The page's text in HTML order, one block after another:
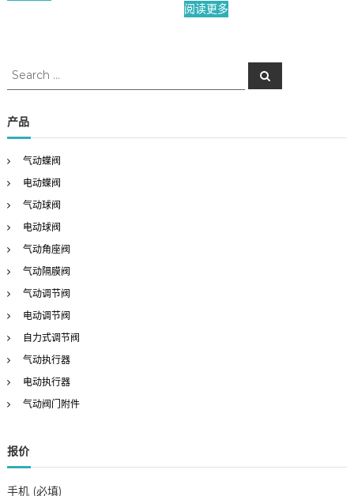
阅读更多
S
r
c
f
o
r
S
e
产品
气动蝶阀
电动蝶阀
气动球阀
电动球阀
气动角座阀
气动隔膜阀
气动调节阀
电动调节阀
自力式调节阀
气动执行器
电动执行器
气动阀门附件
报价
手机 (必填)